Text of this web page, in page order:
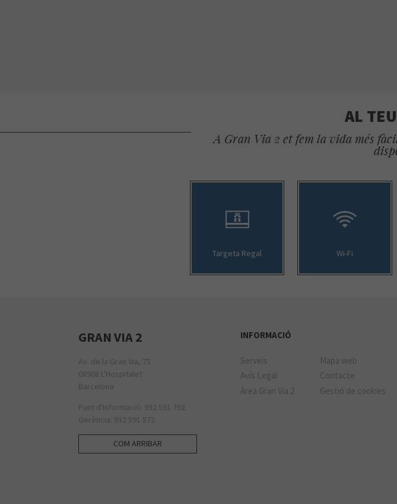
AL
A Gran Via 2 et fem la vida més
Targeta Regal Wi-Fi
GRAN VIA 2
Av. de la Gran Via, 75
08908 L'Hospitalet
Barcelona
Punt d'Informació: 932 591 762.
Gerència: 932 591 572.
COM ARRIBAR
INFORMACIÓ
Serveis
Mapa web
Avís Legal
Contacte
Àrea Gran Via 2
Gestió de cookies